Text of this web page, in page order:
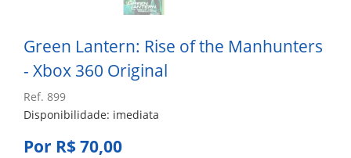
Green Lantern: Rise of the Manhunters
- Xbox 360 Original
Ref. 899
Disponibilidade: imediata
Por R$ 70,00